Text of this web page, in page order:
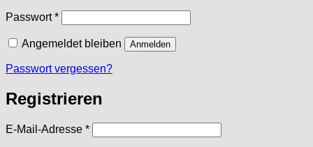
Passwort*Erforderlich
Angemeldet bleiben Anmelden
Passwort vergessen?
Registrieren
E-Mail-Adresse *Erforderlich